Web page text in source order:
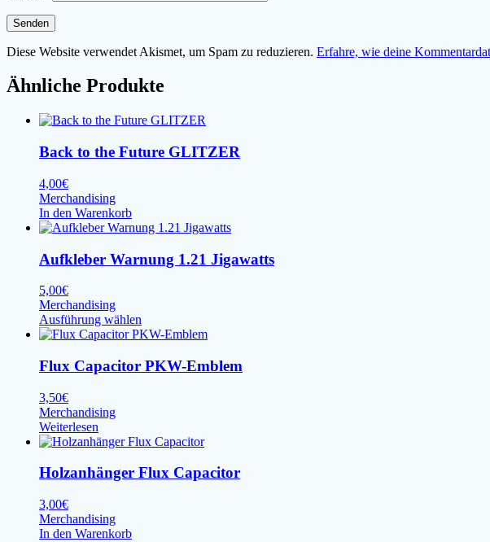
Diese Website verwendet Akismet, um Spam zu reduzieren. Erfahre, wie deine
Ähnliche Produkte
Back to the Future GLITZER
4,00€
Merchandising
In den Warenkorb
Aufkleber Warnung 1.21 Jigawatts
5,00€
Merchandising
Ausführung wählen
Produkt
mehrere
Varianten
können
auf
der
Produktseite
Flux Capacitor PKW-Emblem
3,50€
Merchandising
Weiterlesen
Holzanhänger Flux Capacitor
3,00€
Merchandising
In den Warenkorb